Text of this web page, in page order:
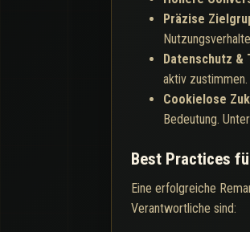
Präzise
Datenschutz &
aktiv
Cookielose
Bedeutung.
Best Practices
Eine erfolgreiche
Verantwortliche sind: